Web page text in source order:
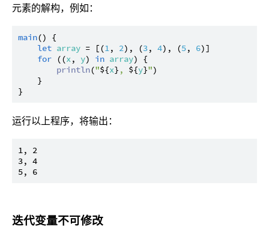
元素的解构，例如：
main() {
let array = [(1, 2), (3, 4), (5, 6)]
for ((x, y) in array) {
println("${x} , ${y}")
    }
运行以上程序，将输出：
1, 2
3, 4
迭代变量不可修改